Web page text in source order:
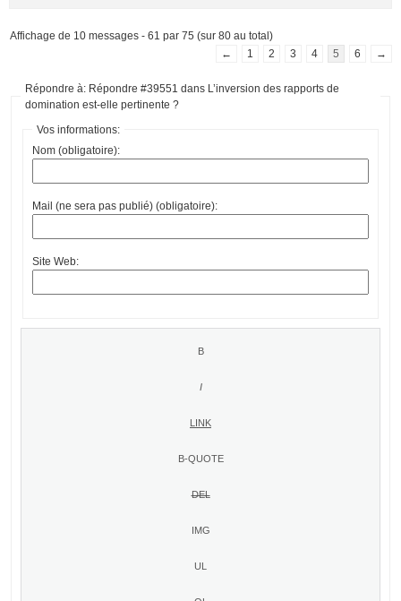
Affichage de 10 messages - 61 par 75 (sur 80 au total)
←
1 2 3 4 5 6 →
Répondre à: Répondre #39551 dans L’inversion des rapports de
domination est-elle pertinente ?
Vos informations:
Nom (obligatoire):
Mail (ne sera pas publié) (obligatoire):
Site Web: